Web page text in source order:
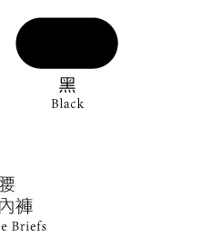
內與線上客服核對收
)